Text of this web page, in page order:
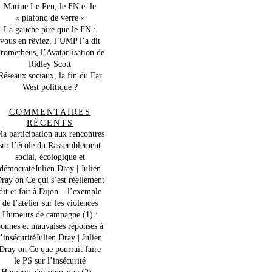
Marine Le Pen, le FN et le
« plafond de verre »
La gauche pire que le FN :
vous en rêviez, l’UMP l’a dit
l’Avatar-isation de
Ridley Scott
sociaux, la fin du Far
West politique ?
COMMENTAIRES
RÉCENTS
participation aux rencontres
l’école du Rassemblement
social, écologique et
démocrateJulien Dray | Julien
on Ce qui s’est réellement
et fait à Dijon – l’exemple
de l’atelier sur les violences
Humeurs de campagne (1) :
et mauvaises réponses à
Dray | Julien
on Ce que pourrait faire
le PS sur l’insécurité